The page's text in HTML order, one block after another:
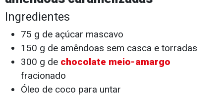
Ingredientes
75 g de açúcar mascavo
150 g de amêndoas sem casca e torradas
300 g de chocolate meio-amargo
fracionado
Óleo de coco para untar